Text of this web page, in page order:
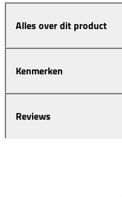
Alles over dit product
Kenmerken
Reviews